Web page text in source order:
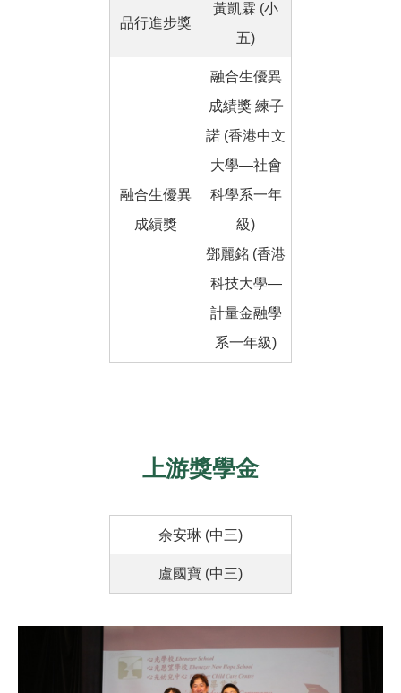
品行進步獎
黃凱霖 (小
五)
融合生優異
成績獎
融合生優異
成績獎 練子
諾 (香港中文
大學—社會
科學系一年
級)
鄧麗銘 (香港
科技大學—
計量金融學
系一年級)
上游獎學金
余安琳 (中三)
盧國寶 (中三)